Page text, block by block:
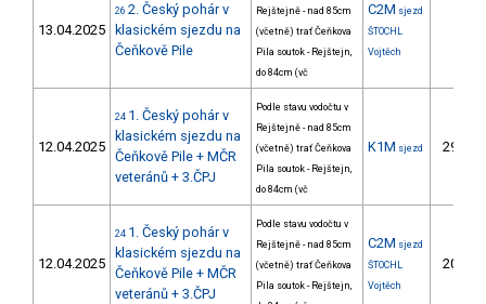
13.04.2025
26 2. Český pohár v
klasickém sjezdu na
Čeňkově Pile
Rejštejně - nad 85cm
(včetně) trať Čeňkova
Pila soutok - Rejštejn,
do 84cm (vč
C2M sjezd
ŠTOCHL
Vojtěch
12.04.2025
24 1. Český pohár v
klasickém sjezdu na
Čeňkově Pile + MČR
veteránů + 3.ČPJ
Podle stavu vodočtu v
Rejštejně - nad 85cm
(včetně) trať Čeňkova
Pila soutok - Rejštejn,
do 84cm (vč
K1M sjezd 29.
12.04.2025
24 1. Český pohár v
klasickém sjezdu na
Čeňkově Pile + MČR
veteránů + 3.ČPJ
Podle stavu vodočtu v
Rejštejně - nad 85cm
(včetně) trať Čeňkova
Pila soutok - Rejštejn,
C2M sjezd
ŠTOCHL
Vojtěch
20.